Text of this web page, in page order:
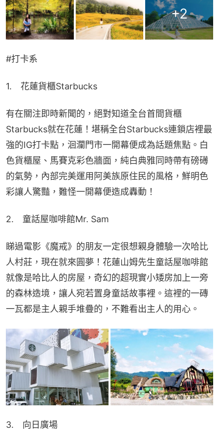
+2
#打卡系​
1.　花蓮貨櫃Starbucks
有在關注即時新聞的，絕對知道全台首間貨櫃
Starbucks就在花蓮！堪稱全台Starbucks連鎖店裡最
強的IG打卡點，洄瀾門市一開幕便成為話題焦點。白
色貨櫃屋、馬賽克彩色牆面，純白典雅同時帶有磅礡
的氣勢，內部完美運用阿美族原住民的風格，鮮明色
彩讓人驚豔，難怪一開幕便造成轟動！
2.　童話屋咖啡館Mr. Sam
睇過電影《魔戒》的朋友一定很想親身體驗一次哈比
人村莊，現在就來圓夢！花蓮山姆先生童話屋咖啡館
就像是哈比人的房屋，奇幻的超現實小矮房加上一旁
的森林造境，讓人宛若置身童話故事裡。這裡的一磚
一瓦都是主人親手堆疊的，不難看出主人的用心。
3.　向日廣場